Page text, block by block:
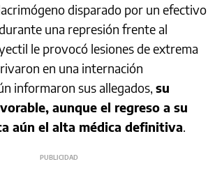
disparado por un efectivo
una represión frente al
le provocó lesiones de extrema
en una internación
informaron sus allegados, su
aunque el regreso a su
aún el alta médica definitiva.